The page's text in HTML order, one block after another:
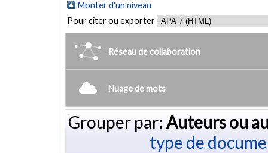
Monter d'un niveau
Pour citer ou exporter
Réseau de collaboration
Nuage de mots
Grouper par: Auteurs ou
type de